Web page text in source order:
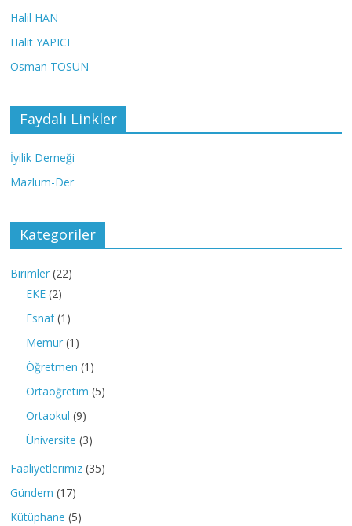
Halil HAN
Halit YAPICI
Osman TOSUN
Faydalı Linkler
İyilik Derneği
Mazlum-Der
Kategoriler
Birimler (22)
EKE (2)
Esnaf(1)
Memur (1)
Öğretmen (1)
Ortaöğretim (5)
Ortaokul (9)
Üniversite (3)
Faaliyetlerimiz (35)
Gündem (17)
Kütüphane (5)